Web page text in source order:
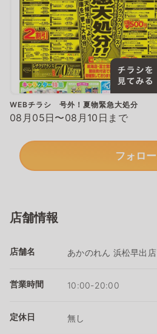
WEBチラシ 号外！夏物緊急大処分
08月05日〜08月10日まで
フォロー
店舗情報
店舗名 あかのれん 浜松早出店
営業時間 10:00-20:00
定休日 無し